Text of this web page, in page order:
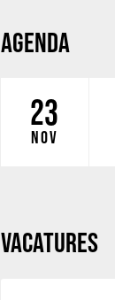
AGENDA
23
NOV
VACATURES